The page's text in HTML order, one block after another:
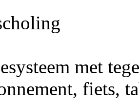
met
fiets,